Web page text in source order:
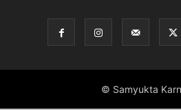
© Samyukta